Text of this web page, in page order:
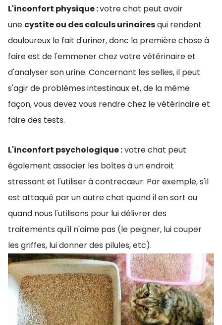
L'inconfort physique :votre chat peut avoir
une cystite ou des calculs urinairesqui rendent
douloureux le fait d'uriner, donc la première chose à
faire est de l'emmener chez votre vétérinaire et
d'analyser son urine. Concernant les selles, il peut
s'agir de problèmes intestinaux et, de la même
façon, vous devez vous rendre chez le vétérinaire et
faire des tests.
L'inconfort psychologique :votre chat peut
également associer les boîtes à un endroit
stressant et l'utiliser à contrecœur. Par exemple, s'il
est attaqué par un autre chat quand il en sort ou
quand nous l'utilisons pour lui délivrer des
traitements qu'il n'aime pas (le peigner, lui couper
les griffes, lui donner des pilules, etc).